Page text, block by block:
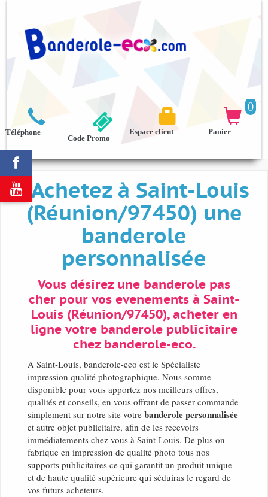



Téléphone
0

Panier

Espace client
Code Promo
Achetez à Saint-Louis
(Réunion/97450) une
banderole
personnalisée
Vous désirez une banderole pas
cher pour vos evenements à Saint-
Louis (Réunion/97450), acheter en
ligne votre banderole publicitaire
chez banderole-eco.
A Saint-Louis, banderole-eco est le Spécialiste
impression qualité photographique. Nous somme
disponible pour vous apportez nos meilleurs offres,
qualités et conseils, en vous offrant de passer commande
simplement sur notre site votre banderole personnalisée
et autre objet publicitaire, afin de les recevoirs
immédiatements chez vous à Saint-Louis. De plus on
fabrique en impression de qualité photo tous nos
supports publicitaires ce qui garantit un produit unique
et de haute qualité supérieure qui séduiras le regard de
vos futurs acheteurs.